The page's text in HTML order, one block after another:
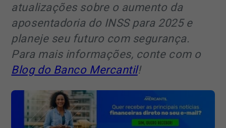
atualizações sobre o aumento da
aposentadoria do INSS para 2025 e
planeje seu futuro com segurança.
Para mais informações, conte com o
Blog do Banco Mercantil!